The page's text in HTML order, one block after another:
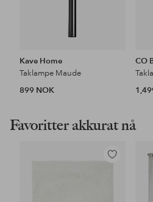
Kave Home
Taklampe Maude
899 NOK
CO
Favoritter akkurat nå
Legg